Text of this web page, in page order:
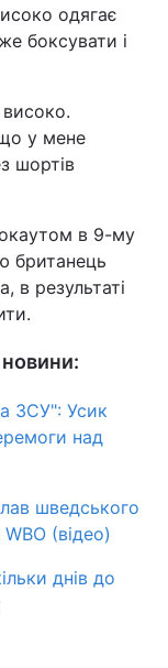
одягає
боксувати і
у мене
шортів
в 9-му
британець
в результаті
ЗСУ": Усик
над
шведського
(відео)
днів до